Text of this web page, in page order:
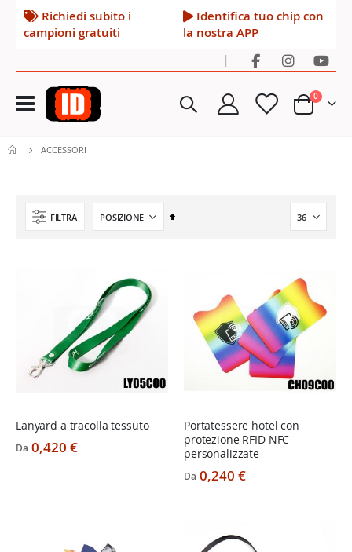
Richiedi subito i
campioni gratuiti
Identifica tuo chip con
la nostra APP
|
Toggle
Nav Cart
0elementi
ACCESSORI
FILTRA
Imposta
Lanyard a tracolla tessuto
Da 0,420 €
Portatessere hotel con
protezione RFID NFC
personalizzate
Da 0,240 €